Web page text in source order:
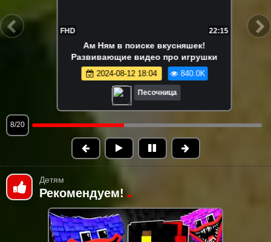
21:55
Ам Ням играет в съедобное-
несъедобное! 😋 Игры и развивающее
видео про игрушки Om Nom
2024-08-13 15:03 815.3K
Песочница
9/20
Детям
Рекомендуем!